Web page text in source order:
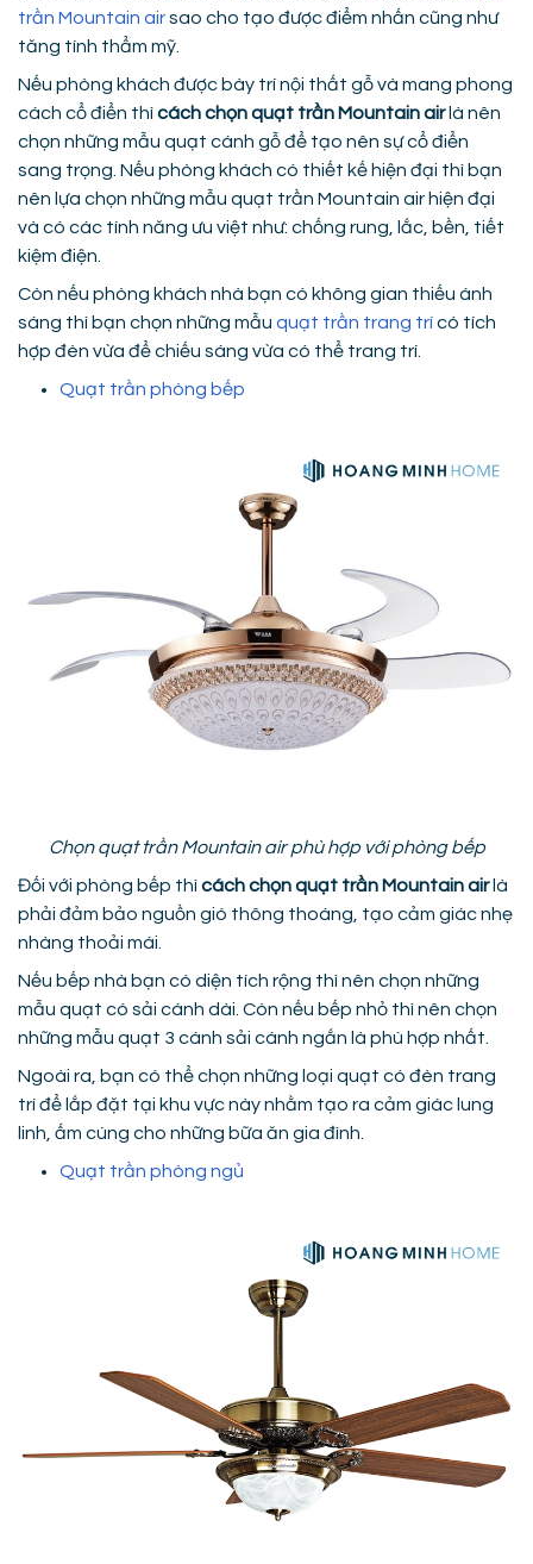
trần Mountain airsao cho tạo được điểm nhấn cũng như
tăng tính thẩm mỹ.
Nếu phòng khách được bày trí nội thất gỗ và mang phong
cách cổ điển thìcách chọn quạt trần Mountain airlà nên
chọn những mẫu quạt cánh gỗ để tạo nên sự cổ điển
sang trọng. Nếu phòng khách có thiết kế hiện đại thì bạn
nên lựa chọn những mẫu quạt trần Mountain air hiện đại
và có các tính năng ưu việt như: chống rung, lắc, bền, tiết
kiệm điện.
Còn nếu phòng khách nhà bạn có không gian thiếu ánh
sáng thì bạn chọn những mẫu quạt trần trang trícó tích
hợp đèn vừa để chiếu sáng vừa có thể trang trí.
Quạt trần phòng bếp
Chọn quạt trần Mountain air phù hợp với phòng bếp
Đối với phòng bếp thìcách chọn quạt trần Mountain airlà
phải đảm bảo nguồn gió thông thoáng, tạo cảm giác nhẹ
nhàng thoải mái.
Nếu bếp nhà bạn có diện tích rộng thì nên chọn những
mẫu quạt có sải cánh dài. Còn nếu bếp nhỏ thì nên chọn
những mẫu quạt 3 cánh sải cánh ngắn là phù hợp nhất.
Ngoài ra, bạn có thể chọn những loại quạt có đèn trang
trí để lắp đặt tại khu vực này nhằm tạo ra cảm giác lung
linh, ấm cúng cho những bữa ăn gia đình.
Quạt trần phòng ngủ